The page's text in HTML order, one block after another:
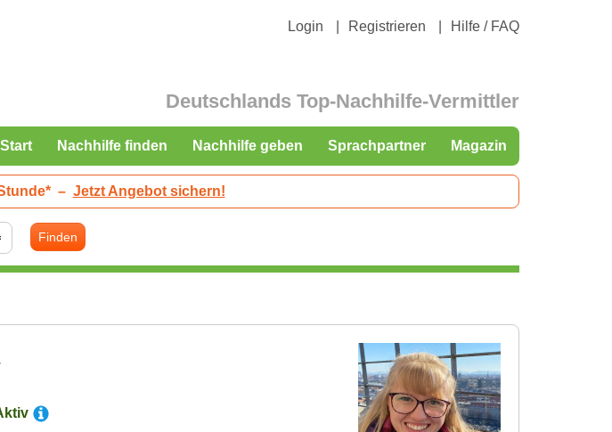
Login Registrieren Hilfe / FAQ
Deutschlands Top-Nachhilfe-Vermittler
Start Nachhilfe finden Nachhilfe geben Sprachpartner Magazin
– Jetzt Angebot sichern!
Finden